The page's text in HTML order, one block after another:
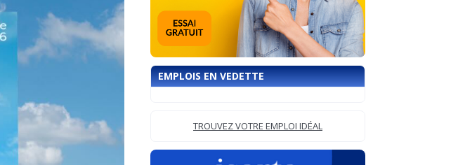
EMPLOIS EN VEDETTE
TROUVEZ VOTRE EMPLOI IDÉAL